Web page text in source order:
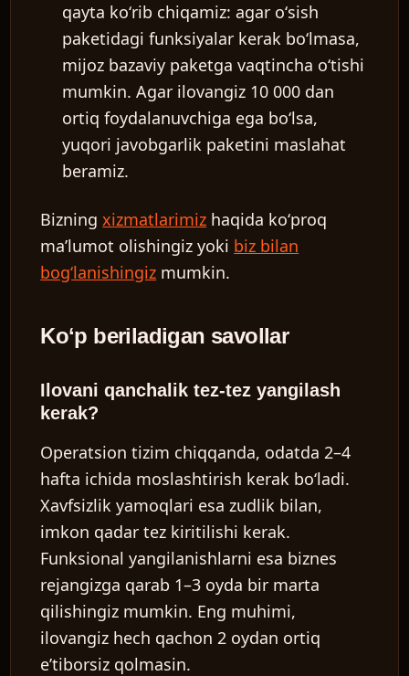
qayta koʻrib chiqamiz: agar oʻsish
paketidagi funksiyalar kerak boʻlmasa,
mijoz bazaviy paketga vaqtincha oʻtishi
mumkin. Agar ilovangiz 10 000 dan
ortiq foydalanuvchiga ega boʻlsa,
yuqori javobgarlik paketini maslahat
beramiz.
Bizningxizmatlarimiz haqida koʻproq
maʼlumot olishingiz yoki biz bilan
bogʻlanishingiz mumkin.
Koʻp beriladigan savollar
Ilovani qanchalik tez-tez yangilash
kerak?
Operatsion tizim chiqqanda, odatda 2–4
hafta ichida moslashtirish kerak boʻladi.
Xavfsizlik yamoqlari esa zudlik bilan,
imkon qadar tez kiritilishi kerak.
Funksional yangilanishlarni esa biznes
rejangizga qarab 1–3 oyda bir marta
qilishingiz mumkin. Eng muhimi,
ilovangiz hech qachon 2 oydan ortiq
eʼtiborsiz qolmasin.